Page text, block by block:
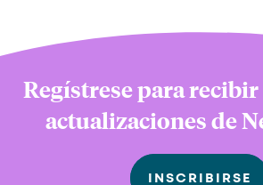
Regístrese para
actualizaciones de
INSCRIBIRSE